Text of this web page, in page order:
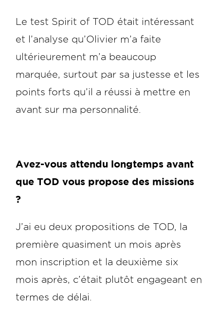
Le test Spirit of TOD était intéressant
et l’analyse qu’Olivier m’a faite
ultérieurement m’a beaucoup
marquée, surtout par sa justesse et les
points forts qu’il a réussi à mettre en
avant sur ma personnalité.
Avez-vous attendu longtemps avant
que TOD vous propose des missions
?
J’ai eu deux propositions de TOD, la
première quasiment un mois après
mon inscription et la deuxième six
mois après, c’était plutôt engageant en
termes de délai.